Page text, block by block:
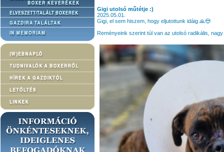
Gigi utolsó műtétje :)
2025.05.01.
Gigi, el sem hiszem, hogy eljutottunk idáig 🙏😍
Reményeink szerint túl van az utolsó radikális,